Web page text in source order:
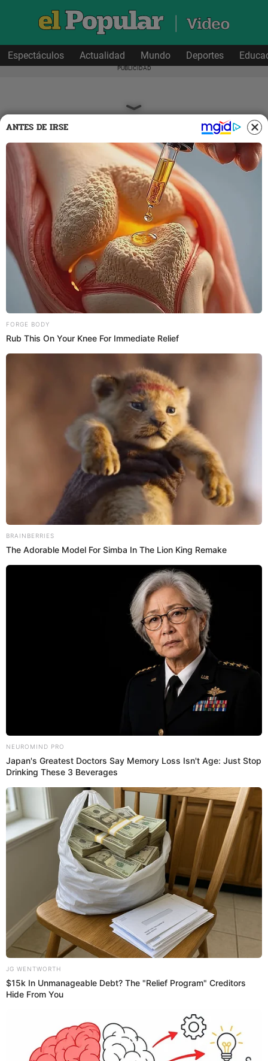
Espectáculos Actualidad Mundo Deportes
Videos
Daniela Darcourt COQUETEA con Waldir
Felipa y le ROBA UN BESO en pleno
concierto: "Yo tengo panetón, tú invítame
Las imágenes de Instarándula captaron el preciso
momento en que en medio del concierto de Daniela
Darcourt, una de las asistentes la grabó abrazando a su
expareja Waldir Felipa mientras coqueteaba con él: "Yo
tengo el panetón. Creería que tú tienes el chocolate,
entonces, quisiera saber si a la salida te podría invitar
panetón y tú me invitas chocolate. Te voy a esperar. Te veo
a la salida", le dijo. En medio de ello, se dejó ver robándole
un beso en el cachete.
26 de diciembre de 2025 Compartir:
Mary Ann Antunez Cueva
26 Dic 2025 | 18:12 h
ANTES DE IRSE